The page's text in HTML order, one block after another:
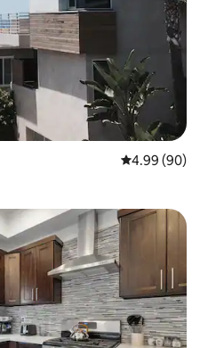
औसत रेटिंग 5 में
4.99 (90)